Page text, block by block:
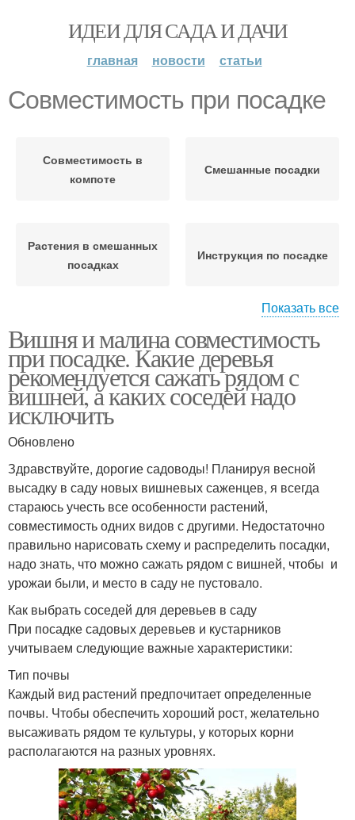
ИДЕИ ДЛЯ САДА И ДАЧИ
главная новости статьи
Совместимость при посадке
Совместимость в
компоте
Смешанные посадки
Растения в смешанных
посадках
Инструкция по посадке
Варианты для посадки
Показать все
Вишня и малина совместимость
при посадке. Какие деревья
рекомендуется сажать рядом с
вишней, а каких соседей надо
исключить
Обновлено
Здравствуйте, дорогие садоводы! Планируя весной
высадку в саду новых вишневых саженцев, я всегда
стараюсь учесть все особенности растений,
совместимость одних видов с другими. Недостаточно
правильно нарисовать схему и распределить посадки,
надо знать, что можно сажать рядом с вишней, чтобы и
урожаи были, и место в саду не пустовало.
Как выбрать соседей для деревьев в саду
При посадке садовых деревьев и кустарников
учитываем следующие важные характеристики:
Тип почвы
Каждый вид растений предпочитает определенные
почвы. Чтобы обеспечить хороший рост, желательно
высаживать рядом те культуры, у которых корни
располагаются на разных уровнях.